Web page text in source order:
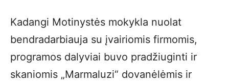
Kadangi Motinystės mokykla nuolat
bendradarbiauja su įvairiomis firmomis,
programos dalyviai buvo pradžiuginti ir
skaniomis „Marmaluzi“ dovanėlėmis ir